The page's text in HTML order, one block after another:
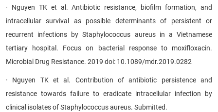
· Nguyen TK et al. Antibiotic resistance, biofilm formation, and
intracellular survival as possible determinants of persistent or
recurrent infections by Staphylococcus aureus in a Vietnamese
tertiary hospital. Focus on bacterial response to moxifloxacin.
Microbial Drug Resistance. 2019 doi: 10.1089/mdr.2019.0282
· Nguyen TK et al. Contribution of antibiotic persistence and
resistance towards failure to eradicate intracellular infection by
clinical isolates of Staphylococcus aureus. Submitted.